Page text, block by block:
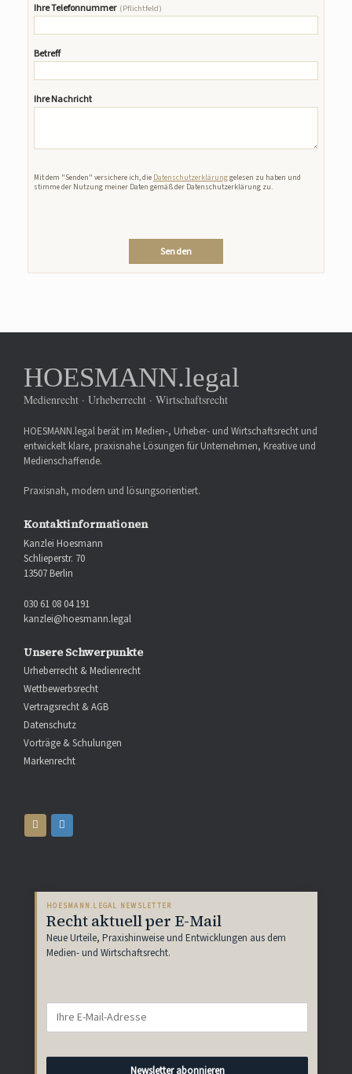
Ihre Telefonnummer (Pflichtfeld)
Betreff
Ihre Nachricht
Mit dem "Senden" versichere ich, die Datenschutzerklärunggelesen zu haben und
stimme der Nutzung meiner Daten gemäß der Datenschutzerklärung zu.
HOESMANN.legal
Medienrecht · Urheberrecht · Wirtschaftsrecht
HOESMANN.legal berät im Medien-, Urheber- und Wirtschaftsrecht und
entwickelt klare, praxisnahe Lösungen für Unternehmen, Kreative und
Medienschaffende.
Praxisnah, modern und lösungsorientiert.
Kontaktinformationen
Kanzlei Hoesmann
Schlieperstr. 70
13507 Berlin
030 61 08 04 191
kanzlei@hoesmann.legal
Unsere Schwerpunkte
Urheberrecht & Medienrecht
Wettbewerbsrecht
Vertragsrecht & AGB
Datenschutz
Vorträge & Schulungen
Markenrecht
HOESMANN.LEGAL NEWSLETTER
Recht aktuell per E-Mail
Neue Urteile, Praxishinweise und Entwicklungen aus dem
Medien- und Wirtschaftsrecht.
Newsletter abonnieren